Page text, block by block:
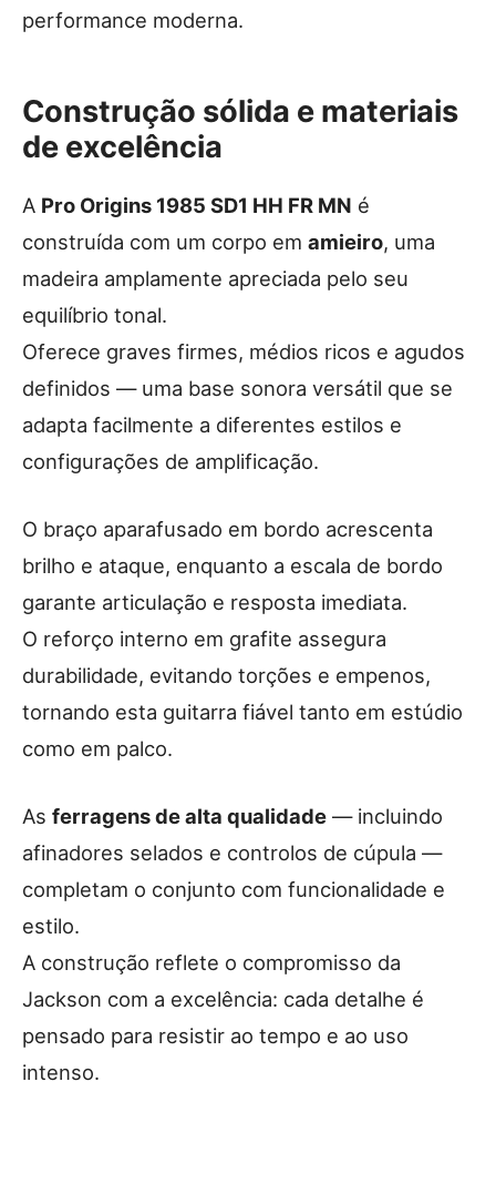
performance moderna.
Construção sólida e materiais
de excelência
A Pro Origins 1985 SD1 HH FR MN é
construída com um corpo em amieiro, uma
madeira amplamente apreciada pelo seu
equilíbrio tonal.
Oferece graves firmes, médios ricos e agudos
definidos — uma base sonora versátil que se
adapta facilmente a diferentes estilos e
configurações de amplificação.
O braço aparafusado em bordo acrescenta
brilho e ataque, enquanto a escala de bordo
garante articulação e resposta imediata.
O reforço interno em grafite assegura
durabilidade, evitando torções e empenos,
tornando esta guitarra fiável tanto em estúdio
como em palco.
As ferragens de alta qualidade — incluindo
afinadores selados e controlos de cúpula —
completam o conjunto com funcionalidade e
estilo.
A construção reflete o compromisso da
Jackson com a excelência: cada detalhe é
pensado para resistir ao tempo e ao uso
intenso.